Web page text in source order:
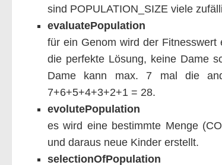
sind POPULATION_SIZE viele
evaluatePopulation
für ein Genom wird der
die perfekte Lösung, keine Dame
Dame kann max. 7 mal die
7+6+5+4+3+2+1 = 28.
evolutePopulation
es wird eine bestimmte Menge
und daraus neue Kinder erstellt.
selectionOfPopulation